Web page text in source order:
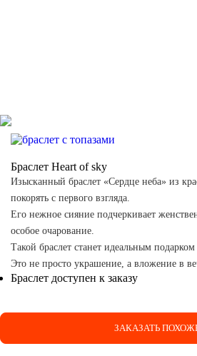
Браслет Heart of sky
Изысканный браслет «Сердце неба» из
покорять с первого взгляда.
Его нежное сияние подчеркивает
особое очарование.
Такой браслет станет идеальным
Это не просто украшение, а вложение в
Браслет доступен к заказу
ЗАКАЗАТЬ